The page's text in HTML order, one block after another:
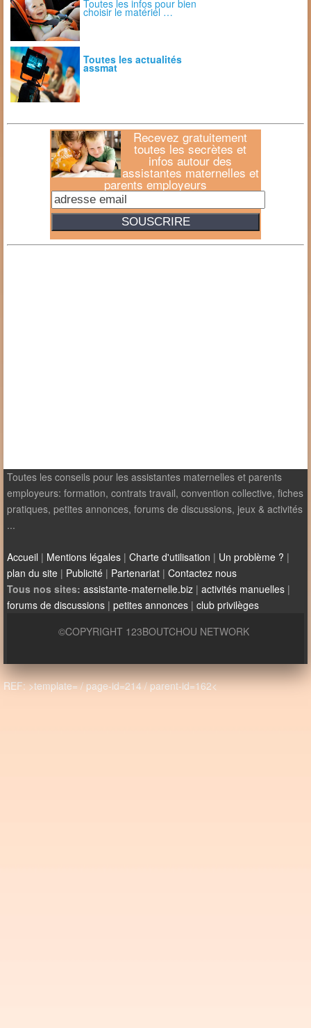
Toutes les infos pour bien
choisir le matériel …
Toutes les actualités
assmat
Recevez gratuitement
toutes les secrètes et
infos autour des
assistantes maternelles et
parents employeurs
Toutes les conseils pour les assistantes maternelles et parents
employeurs: formation, contrats travail, convention collective, fiches
pratiques, petites annonces, forums de discussions, jeux & activités
...
Accueil | Mentions légales | Charte d'utilisation | Un problème ? |
plan du site | Publicité | Partenariat | Contactez nous
Tous nos sites: assistante-maternelle.biz | activités manuelles |
forums de discussions | petites annonces | club privilèges
©COPYRIGHT 123BOUTCHOU NETWORK
REF: >template= / page-id=214 / parent-id=162<